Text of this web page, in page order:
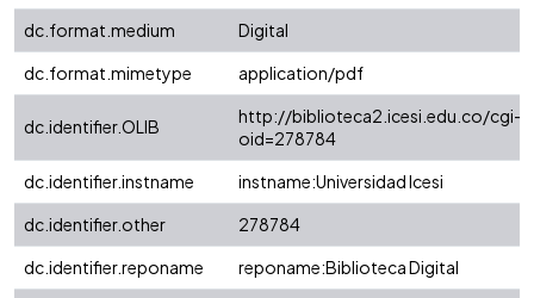
dc.format.medium
Digital
dc.format.mimetype
application/pdf
dc.identifier.OLIB
http://biblioteca2.icesi.edu.co/cgi-
oid=278784
dc.identifier.instname
instname:Universidad Icesi
dc.identifier.other
278784
dc.identifier.reponame
reponame:Biblioteca Digital